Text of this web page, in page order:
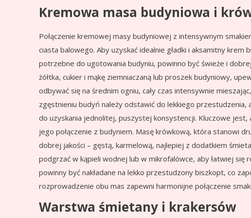
Kremowa masa budyniowa i
Połączenie kremowej masy budyniowej z intensywnym
ciasta balowego. Aby uzyskać idealnie gładki i aksamitny krem
potrzebne do ugotowania budyniu, powinno być świeże i
żółtka, cukier i mąkę ziemniaczaną lub proszek budyniowy,
odbywać się na średnim ogniu, cały czas intensywnie
zgęstnieniu budyń należy odstawić do lekkiego przestudzenia,
do uzyskania jednolitej, puszystej konsystencji. Kluczowe
jego połączenie z budyniem. Masę krówkową, która stanowi
dobrej jakości – gęstą, karmelową, najlepiej z dodatkiem
podgrzać w kąpieli wodnej lub w mikrofalówce, aby łatwiej się
powinny być nakładane na lekko przestudzony biszkopt, co
rozprowadzenie obu mas zapewni harmonijne połączenie
Warstwa śmietany i krakersów